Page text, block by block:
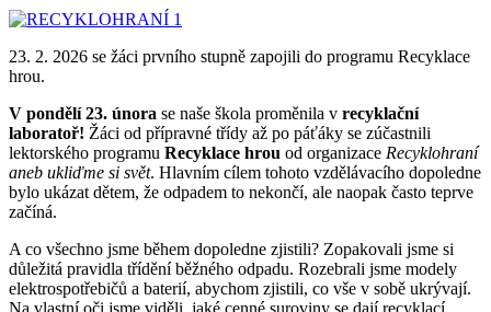
23. 2. 2026 se žáci prvního stupně zapojili do programu Recyklace
hrou.
V pondělí 23. února se naše škola proměnila v recyklační
laboratoř! Žáci od přípravné třídy až po páťáky se zúčastnili
lektorského programu Recyklace hrou od organizace Recyklohraní
aneb ukliďme si svět. Hlavním cílem tohoto vzdělávacího dopoledne
bylo ukázat dětem, že odpadem to nekončí, ale naopak často teprve
začíná.
A co všechno jsme během dopoledne zjistili? Zopakovali jsme si
důležitá pravidla třídění běžného odpadu. Rozebrali jsme modely
elektrospotřebičů a baterií, abychom zjistili, co vše v sobě ukrývají.
Na vlastní oči jsme viděli, jaké cenné suroviny se dají recyklací